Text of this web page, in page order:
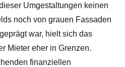
Umgestaltungen keinen
noch von grauen Fassaden
war, hielt sich das
Mieter eher in Grenzen.
finanziellen